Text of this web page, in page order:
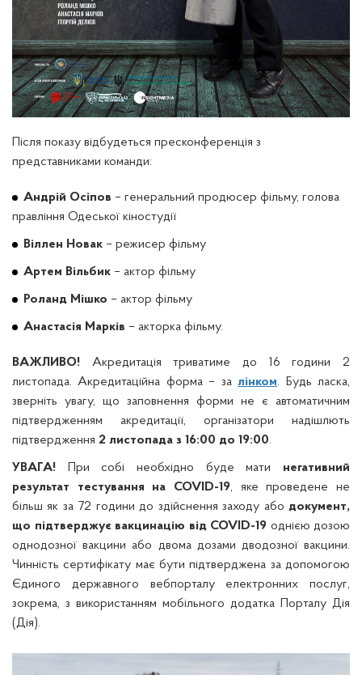
Після показу відбудеться пресконференція з
представниками команди:
Андрій Осіпов – генеральний продюсер фільму, голова
правління Одеської кіностудії
Віллен Новак – режисер фільму
Артем Вільбик – актор фільму
Роланд Мішко – актор фільму
Анастасія Марків – акторка фільму.
ВАЖЛИВО! Акредитація триватиме до 16 години 2
листопада. Акредитаційна форма – залінком. Будь ласка,
зверніть увагу, що заповнення форми не є автоматичним
підтвердженням акредитації, організатори надішлють
підтвердження 2 листопада з 16:00 до 19:00.
УВАГА! При собі необхідно буде мати негативний
результат тестування на COVID-19, яке проведене не
більш як за 72 години до здійснення заходу або документ,
що підтверджує вакцинацію від COVID-19 однією дозою
однодозної вакцини або двома дозами дводозної вакцини.
Чинність сертифікату має бути підтверджена за допомогою
Єдиного державного вебпорталу електронних послуг,
зокрема, з використанням мобільного додатка Порталу Дія
(Дія).